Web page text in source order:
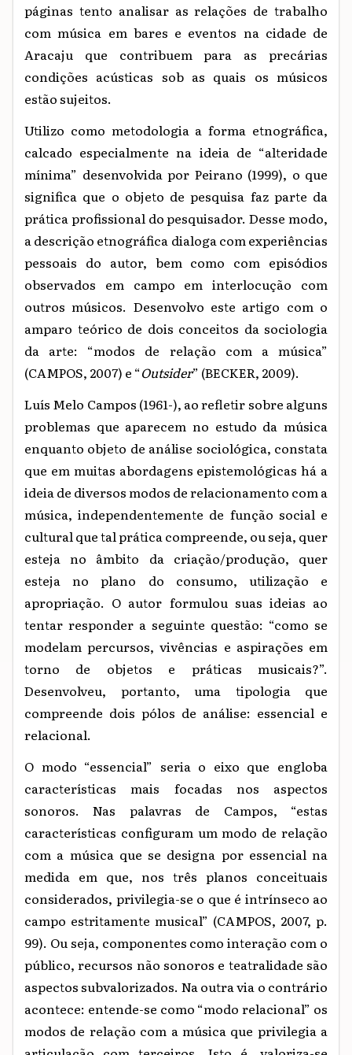
páginas tento analisar as relações de trabalho
com música em bares e eventos na cidade de
Aracaju que contribuem para as precárias
condições acústicas sob as quais os músicos
estão sujeitos.
Utilizo como metodologia a forma etnográfica,
calcado especialmente na ideia de “alteridade
mínima” desenvolvida por Peirano (1999), o que
significa que o objeto de pesquisa faz parte da
prática profissional do pesquisador. Desse modo,
a descrição etnográfica dialoga com experiências
pessoais do autor, bem como com episódios
observados em campo em interlocução com
outros músicos. Desenvolvo este artigo com o
amparo teórico de dois conceitos da sociologia
da arte: “modos de relação com a música”
(CAMPOS, 2007) e “Outsider” (BECKER, 2009).
Luís Melo Campos (1961-), ao refletir sobre alguns
problemas que aparecem no estudo da música
enquanto objeto de análise sociológica, constata
que em muitas abordagens epistemológicas há a
ideia de diversos modos de relacionamento com a
música, independentemente de função social e
cultural que tal prática compreende, ou seja, quer
esteja no âmbito da criação/produção, quer
esteja no plano do consumo, utilização e
apropriação. O autor formulou suas ideias ao
tentar responder a seguinte questão: “como se
modelam percursos, vivências e aspirações em
torno de objetos e práticas musicais?”.
Desenvolveu, portanto, uma tipologia que
compreende dois pólos de análise: essencial e
relacional.
O modo “essencial” seria o eixo que engloba
características mais focadas nos aspectos
sonoros. Nas palavras de Campos, “estas
características configuram um modo de relação
com a música que se designa por essencial na
medida em que, nos três planos conceituais
considerados, privilegia-se o que é intrínseco ao
campo estritamente musical” (CAMPOS, 2007, p.
99). Ou seja, componentes como interação com o
público, recursos não sonoros e teatralidade são
aspectos subvalorizados. Na outra via o contrário
acontece: entende-se como “modo relacional” os
modos de relação com a música que privilegia a